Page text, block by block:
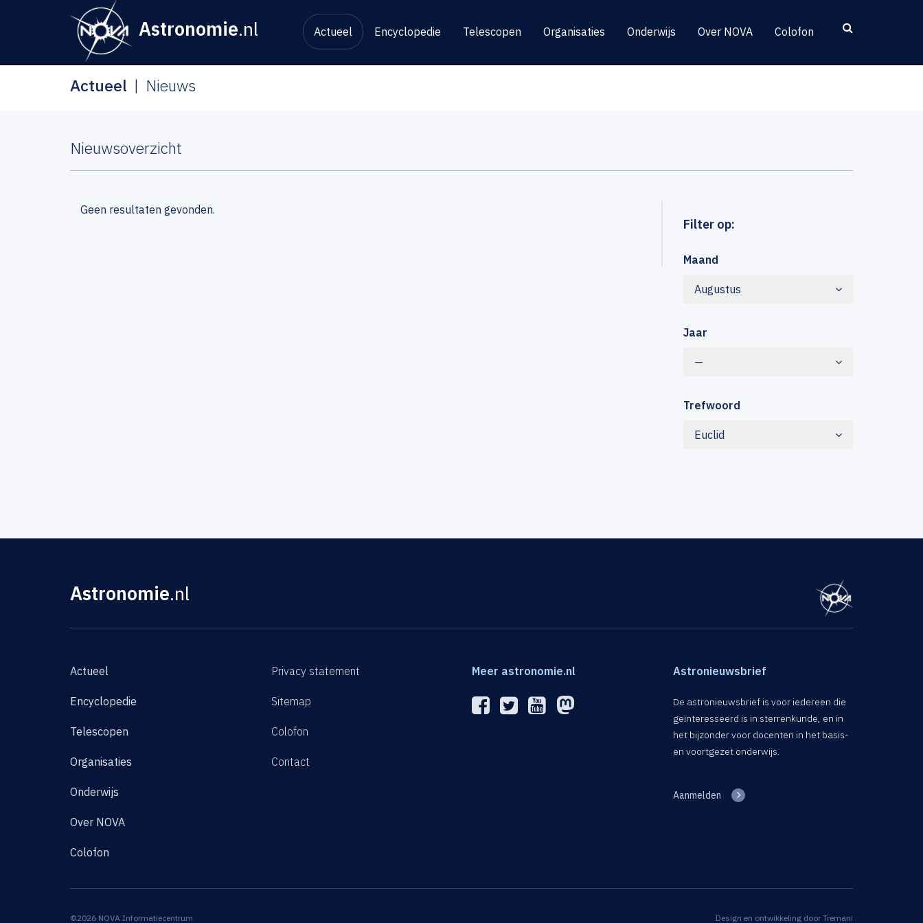
Astronomie.nl Actueel Encyclopedie Telescopen Organisaties Onderwijs Over NOVA Colofon
Actueel Nieuws
Nieuwsoverzicht
Filter op:
Maand
Augustus
Jaar
—
Trefwoord
Euclid
Geen resultaten gevonden.
Astronomie.nl
Actueel
Encyclopedie
Telescopen
Organisaties
Onderwijs
Over NOVA
Colofon
Privacy statement
Sitemap
Colofon
Contact
Meer astronomie.nl Astronieuwsbrief
De astronieuwsbrief is voor iedereen die
geïnteresseerd is in sterrenkunde, en in
het bijzonder voor docenten in het basis-
en voortgezet onderwijs.
Aanmelden
©2026 NOVA Informatiecentrum Design en ontwikkeling door Tremani